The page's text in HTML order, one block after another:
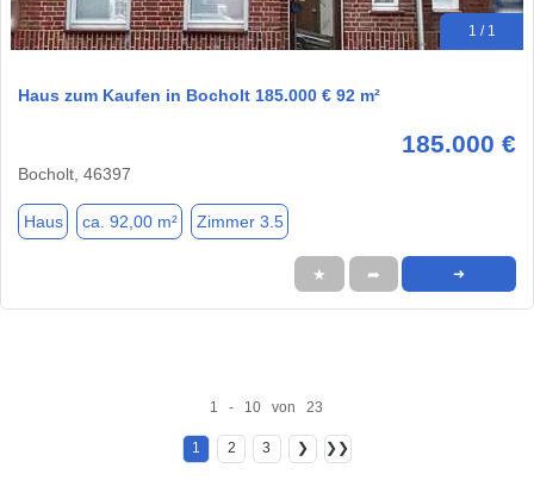
1 / 1
Haus zum Kaufen in Bocholt 185.000 € 92 m²
185.000 €
Bocholt, 46397
Haus ca. 92,00 m² Zimmer 3.5
★ ➦ ➜
1 - 10 von 23
1 2 3 ❯ ❯❯